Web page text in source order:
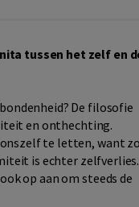
tussen het zelf en
De filosofie
en onthechting.
te letten, want zo
is echter zelfverlies.
op aan om steeds de